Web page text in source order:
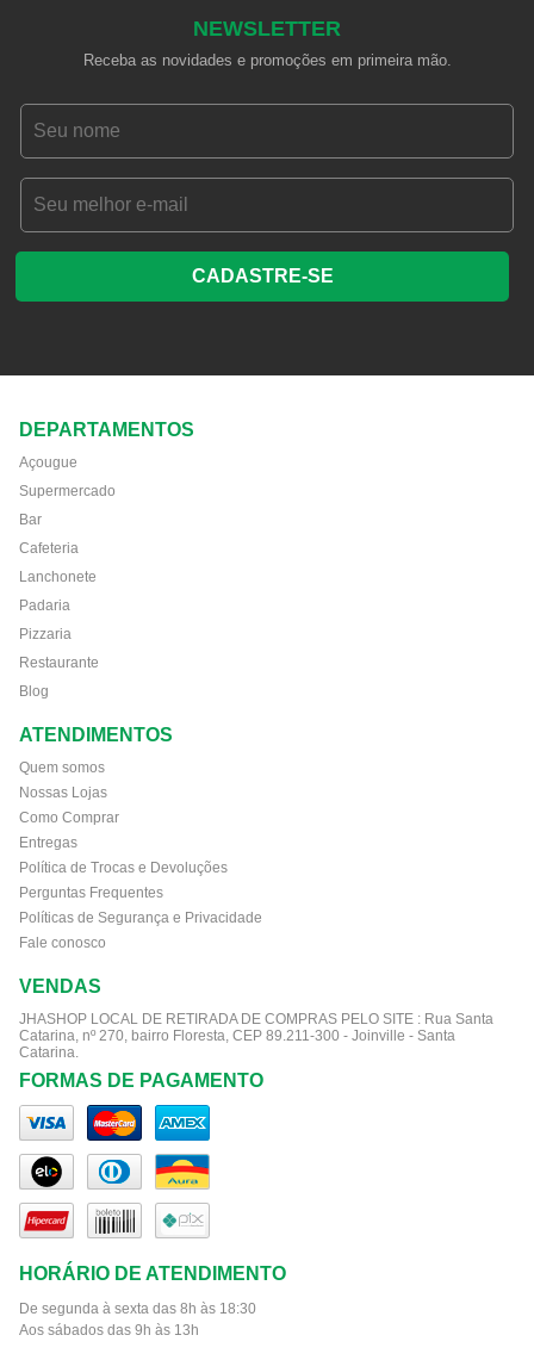
NEWSLETTER
Receba as novidades e promoções em primeira mão.
CADASTRE-SE
DEPARTAMENTOS
Açougue
Supermercado
Bar
Cafeteria
Lanchonete
Padaria
Pizzaria
Restaurante
Blog
ATENDIMENTOS
Quem somos
Nossas Lojas
Como Comprar
Entregas
Política de Trocas e Devoluções
Perguntas Frequentes
Políticas de Segurança e Privacidade
Fale conosco
VENDAS
JHASHOP LOCAL DE RETIRADA DE COMPRAS PELO SITE : Rua Santa
Catarina, nº 270, bairro Floresta, CEP 89.211-300 - Joinville - Santa
Catarina.
FORMAS DE PAGAMENTO
HORÁRIO DE ATENDIMENTO
De segunda à sexta das 8h às 18:30
Aos sábados das 9h às 13h